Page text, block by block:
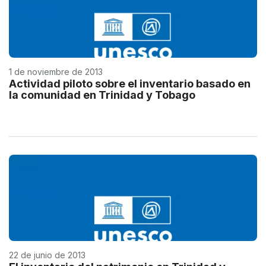
1 de noviembre de 2013
Actividad piloto sobre el inventario basado en
la comunidad en Trinidad y Tobago
22 de junio de 2013